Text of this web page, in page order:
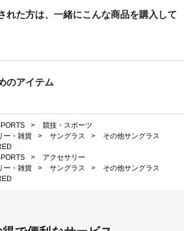
れた方は、一緒にこんな商品を購入して
のアイテム
>
競技・スポーツ
ー・雑貨 > サングラス >
その他サングラス
>
アクセサリー
ー・雑貨 > サングラス >
その他サングラス